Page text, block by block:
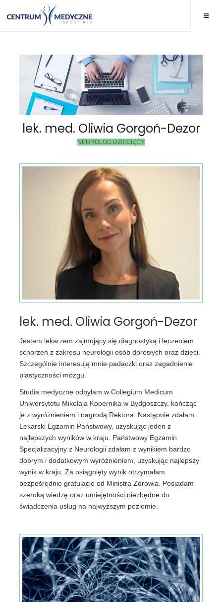
lek. med. Oliwia Gorgoń-Dezor
NEUROLOG DZIECIĘCY
lek. med. Oliwia Gorgoń-Dezor
Jestem lekarzem zajmujący się diagnostyką i leczeniem
schorzeń z zakresu neurologii osób dorosłych oraz dzieci.
Szczególnie interesują mnie padaczki oraz zagadnienie
plastyczności mózgu.
Studia medyczne odbyłam w Collegium Medicum
Uniwersytetu Mikołaja Kopernika w Bydgoszczy, kończąc
je z wyróżnieniem i nagrodą Rektora. Następnie zdałam
Lekarski Egzamin Państwowy, uzyskując jeden z
najlepszych wyników w kraju. Państwowy Egzamin
Specjalizacyjny z Neurologii zdałam z wynikiem bardzo
dobrym i dodatkowym wyróżnieniem, uzyskując najlepszy
wynik w kraju. Za osiągnięty wynik otrzymałam
bezpośrednie gratulacje od Ministra Zdrowia. Posiadam
szeroką wiedzę oraz umiejętności niezbędne do
świadczenia usług na najwyższym poziomie.